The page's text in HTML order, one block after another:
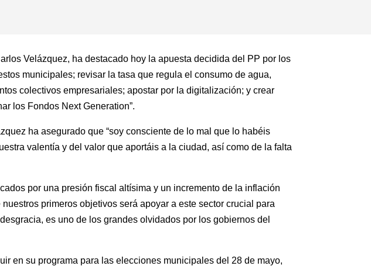
Velázquez, ha destacado hoy la apuesta decidida del PP por los
municipales; revisar la tasa que regula el consumo de agua,
colectivos empresariales; apostar por la digitalización; y crear
los Fondos Next Generation”.
ha asegurado que “soy consciente de lo mal que lo habéis
valentía y del valor que aportáis a la ciudad, así como de la falta
por una presión fiscal altísima y un incremento de la inflación
primeros objetivos será apoyar a este sector crucial para
es uno de los grandes olvidados por los gobiernos del
en su programa para las elecciones municipales del 28 de mayo,